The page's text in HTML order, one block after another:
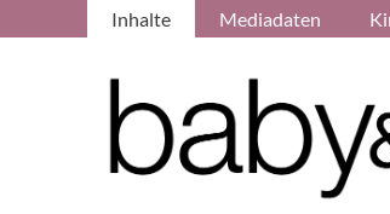
Inhalte Mediadaten